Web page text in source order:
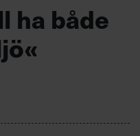
ha både